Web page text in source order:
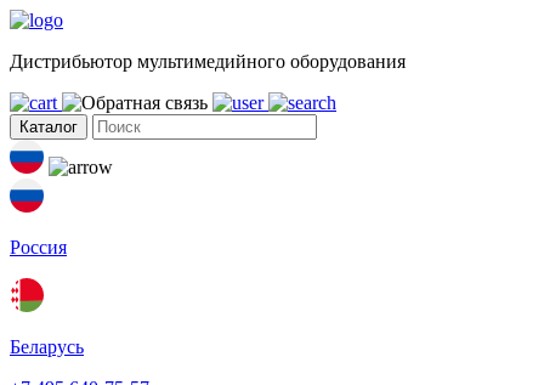
Дистрибьютор мультимедийного оборудования
Каталог
Россия
Беларусь